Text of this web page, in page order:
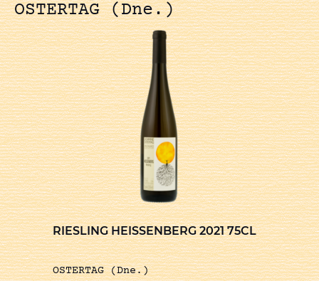
OSTERTAG (Dne.)
RIESLING HEISSENBERG 2021 75CL
OSTERTAG (Dne.)